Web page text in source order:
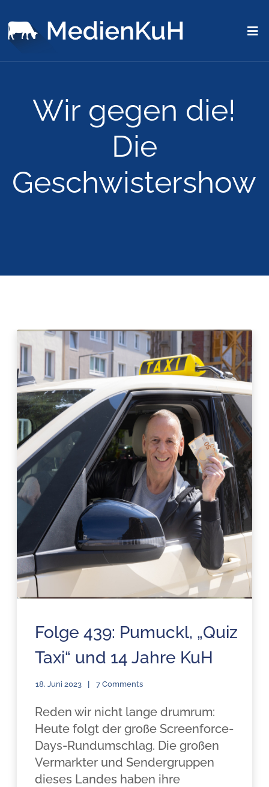
Wir gegen die!
Die
Geschwistershow
Folge 439: Pumuckl, „Quiz
Taxi“ und 14 Jahre KuH
18. Juni 2023 7 Comments
Reden wir nicht lange drumrum:
Heute folgt der große Screenforce-
Days-Rundumschlag. Die großen
Vermarkter und Sendergruppen
dieses Landes haben ihre